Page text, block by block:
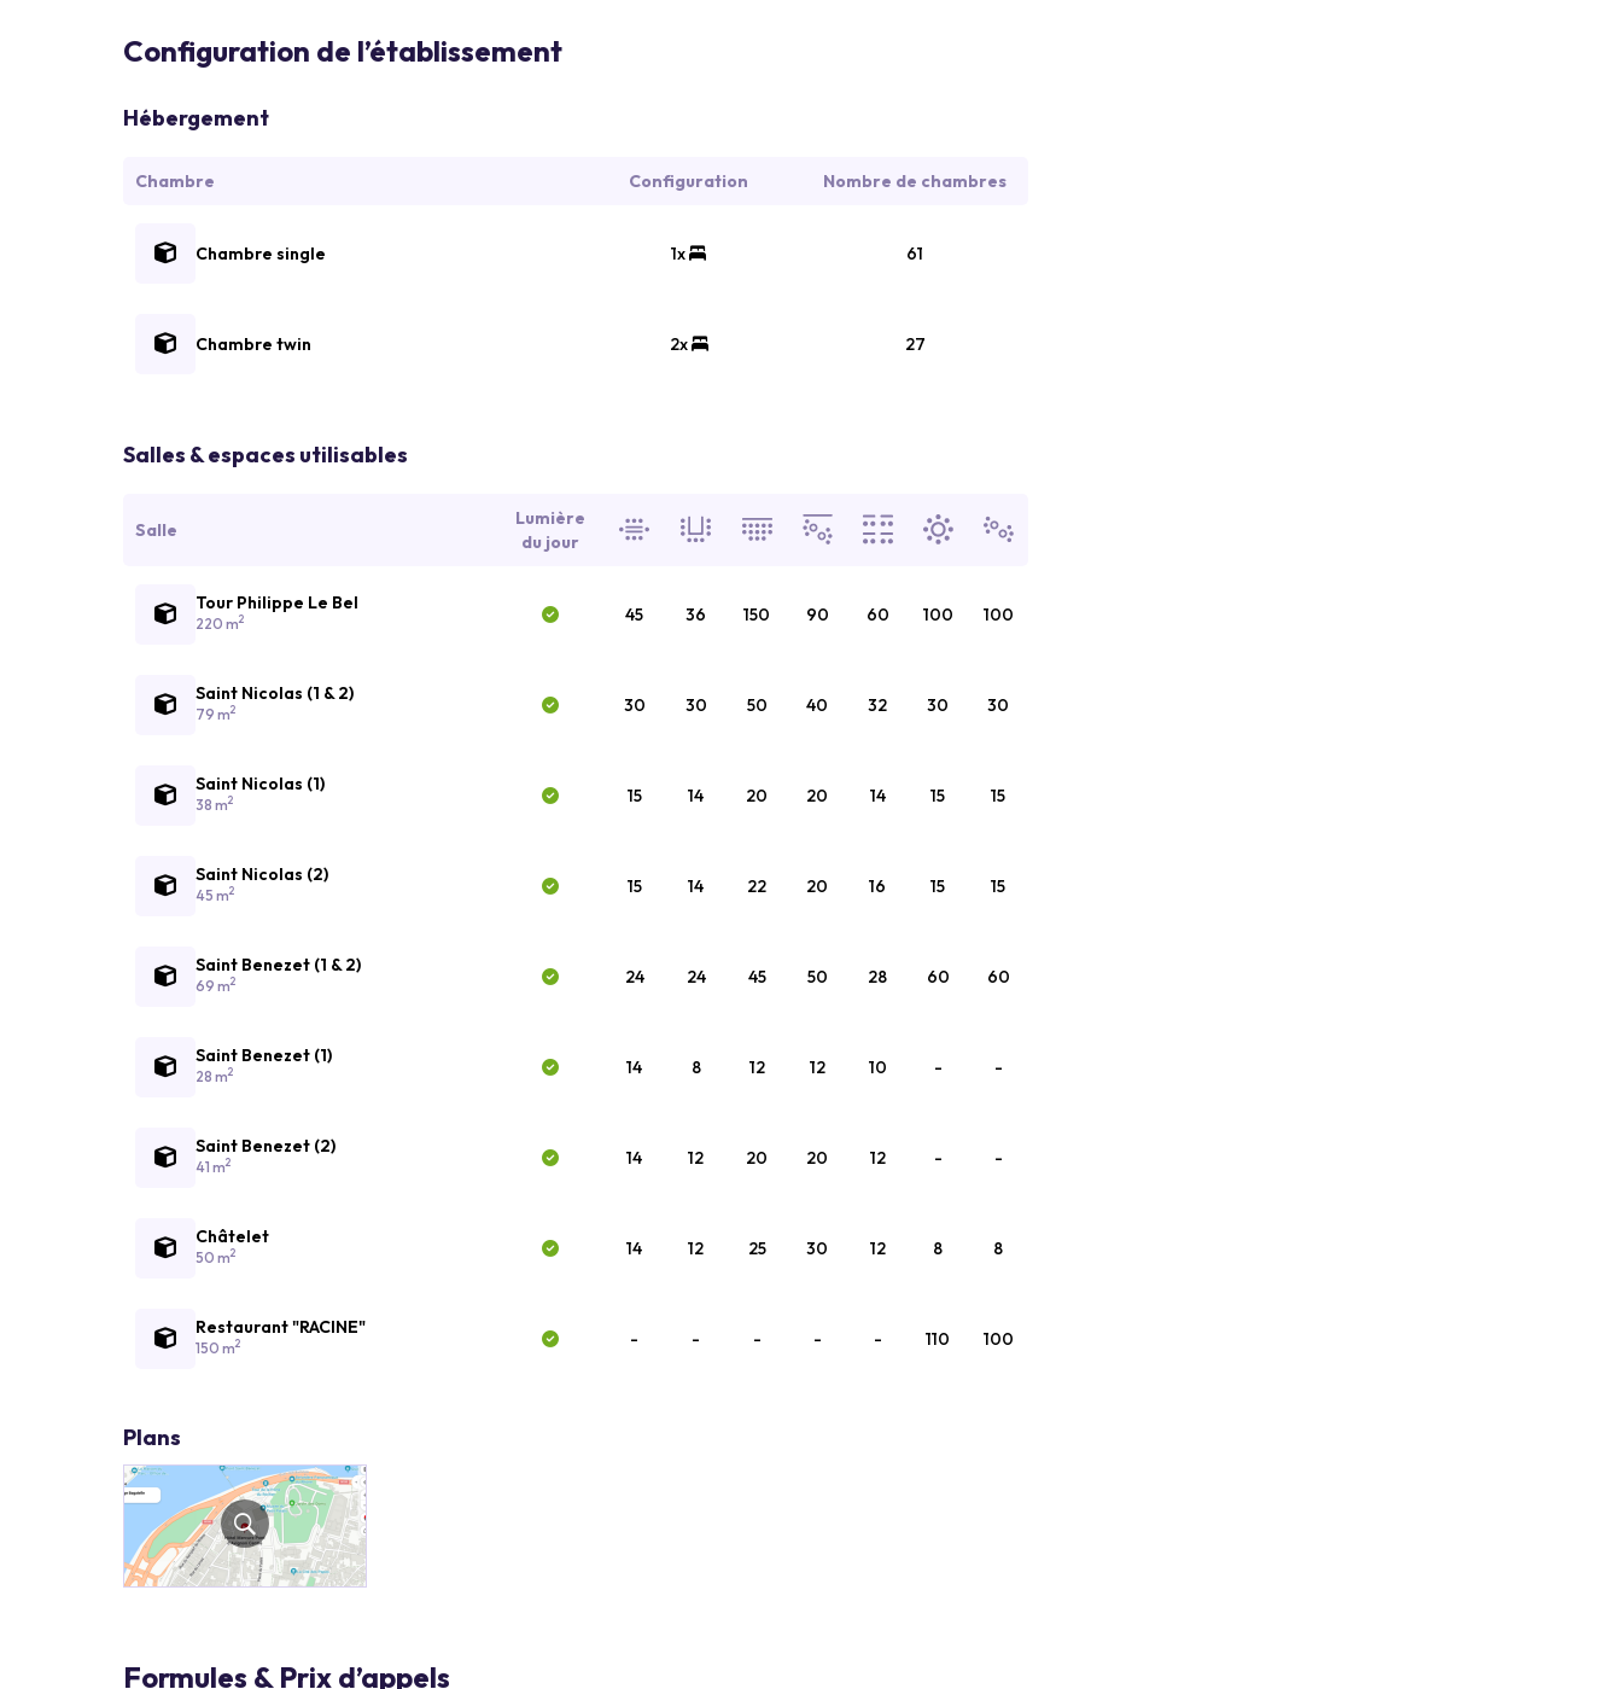
Configuration de l’établissement
Hébergement
Chambre Configuration Nombre de chambres
Chambre single 1x 61
Chambre twin 2x 27
Salles & espaces utilisables
Salle
Lumière
du jour
Tour Philippe Le Bel
220 m2 45 36 150 90 60 100 100
Saint Nicolas (1 & 2)
79 m2 30 30 50 40 32 30 30
Saint Nicolas (1)
38 m2 15 14 20 20 14 15 15
Saint Nicolas (2)
45 m2 15 14 22 20 16 15 15
Saint Benezet (1 & 2)
69 m2 24 24 45 50 28 60 60
Saint Benezet (1)
28 m2 14 8 12 12 10 - -
Saint Benezet (2)
41 m2 14 12 20 20 12 - -
Châtelet
50 m2 14 12 25 30 12 8 8
Restaurant "RACINE"
150 m2 - - - - - 110 100
Plans
Formules & Prix d’appels